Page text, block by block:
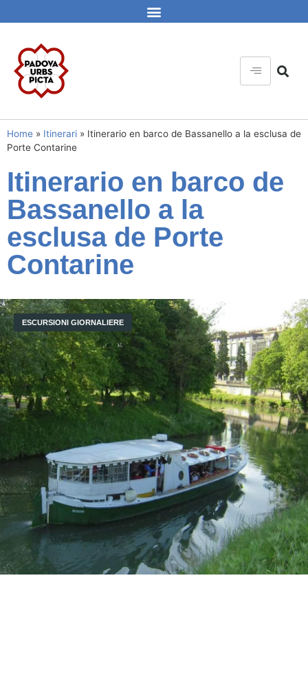
Home » Itinerari » Itinerario en barco de Bassanello a la esclusa de
Porte Contarine
Itinerario en barco de
Bassanello a la
esclusa de Porte
Contarine
ESCURSIONI GIORNALIERE